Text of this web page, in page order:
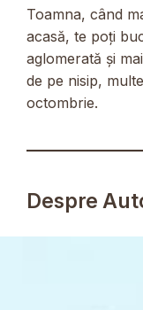
Toamna, când
acasă, te poți
aglomerată și
de pe nisip,
octombrie.
Despre